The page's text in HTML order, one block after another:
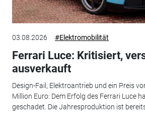
03.08.2026 #Elektromobilität
Ferrari Luce: Kritisiert,
ausverkauft
Design-Fail, Elektroantrieb und ein Preis
Million Euro: Dem Erfolg des Ferrari Luce
geschadet. Die Jahresproduktion ist